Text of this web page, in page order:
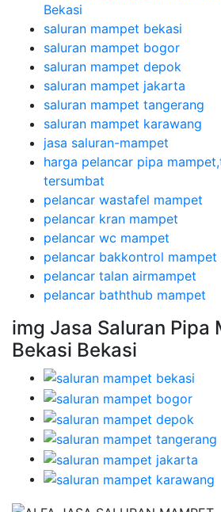
Bekasi
saluran mampet bekasi
saluran mampet bogor
saluran mampet depok
saluran mampet jakarta
saluran mampet tangerang
saluran mampet karawang
jasa saluran-mampet
harga pelancar pipa
tersumbat
pelancar wastafel mampet
pelancar kran mampet
pelancar wc mampet
pelancar bakkontrol mampet
pelancar talan airmampet
pelancar baththub mampet
img Jasa Saluran Pipa
Bekasi Bekasi